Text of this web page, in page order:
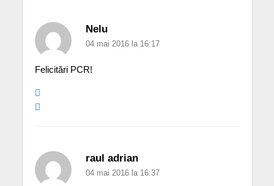
Nelu
04 mai 2016 la 16:17
Felicitări PCR!
raul adrian
04 mai 2016 la 16:37